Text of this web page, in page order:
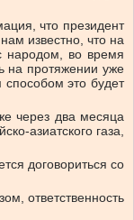
что президент
известно, что на
народом, во время
на протяжении уже
это будет
через два месяца
азиатского газа,
договориться со
ответственность